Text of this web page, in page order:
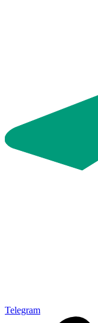
Telegram